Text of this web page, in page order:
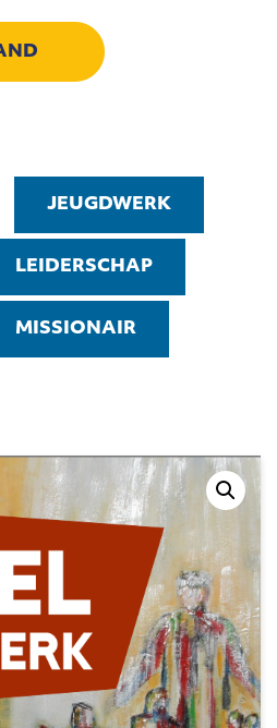
JEUGDWERK
LEIDERSCHAP
MISSIONAIR